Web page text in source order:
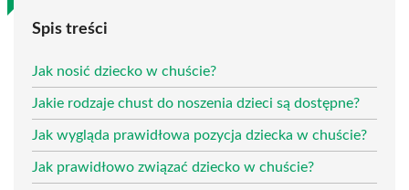
Spis treści
Jak nosić dziecko w chuście?
Jakie rodzaje chust do noszenia dzieci są dostępne?
Jak wygląda prawidłowa pozycja dziecka w chuście?
Jak prawidłowo związać dziecko w chuście?